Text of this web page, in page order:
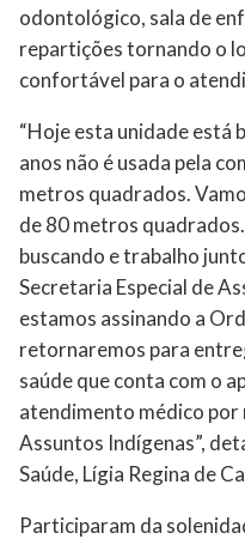
odontológico, sala de
repartições tornando o
confortável para o
“Hoje esta unidade está
anos não é usada pela
metros quadrados.
de 80 metros
buscando e trabalho
Secretaria Especial de
estamos assinando a
retornaremos para
saúde que conta com o
atendimento médico por
Assuntos Indígenas”,
Saúde, Lígia Regina de
Participaram da